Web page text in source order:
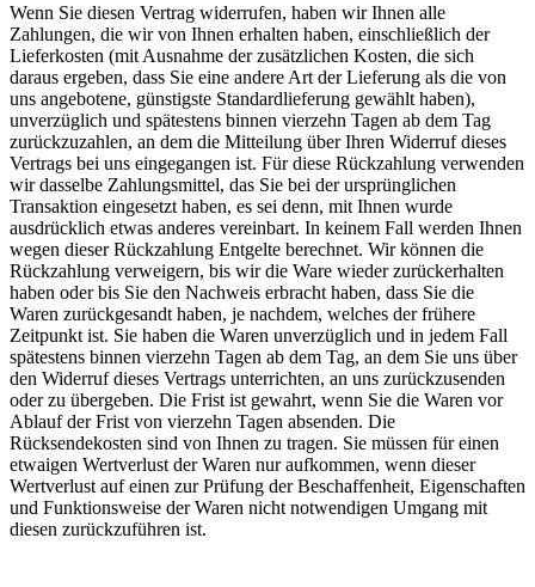
Wenn Sie diesen Vertrag widerrufen, haben wir Ihnen alle
Zahlungen, die wir von Ihnen erhalten haben, einschließlich der
Lieferkosten (mit Ausnahme der zusätzlichen Kosten, die sich
daraus ergeben, dass Sie eine andere Art der Lieferung als die von
uns angebotene, günstigste Standardlieferung gewählt haben),
unverzüglich und spätestens binnen vierzehn Tagen ab dem Tag
zurückzuzahlen, an dem die Mitteilung über Ihren Widerruf dieses
Vertrags bei uns eingegangen ist. Für diese Rückzahlung verwenden
wir dasselbe Zahlungsmittel, das Sie bei der ursprünglichen
Transaktion eingesetzt haben, es sei denn, mit Ihnen wurde
ausdrücklich etwas anderes vereinbart. In keinem Fall werden Ihnen
wegen dieser Rückzahlung Entgelte berechnet. Wir können die
Rückzahlung verweigern, bis wir die Ware wieder zurückerhalten
haben oder bis Sie den Nachweis erbracht haben, dass Sie die
Waren zurückgesandt haben, je nachdem, welches der frühere
Zeitpunkt ist. Sie haben die Waren unverzüglich und in jedem Fall
spätestens binnen vierzehn Tagen ab dem Tag, an dem Sie uns über
den Widerruf dieses Vertrags unterrichten, an uns zurückzusenden
oder zu übergeben. Die Frist ist gewahrt, wenn Sie die Waren vor
Ablauf der Frist von vierzehn Tagen absenden. Die
Rücksendekosten sind von Ihnen zu tragen. Sie müssen für einen
etwaigen Wertverlust der Waren nur aufkommen, wenn dieser
Wertverlust auf einen zur Prüfung der Beschaffenheit, Eigenschaften
und Funktionsweise der Waren nicht notwendigen Umgang mit
diesen zurückzuführen ist.